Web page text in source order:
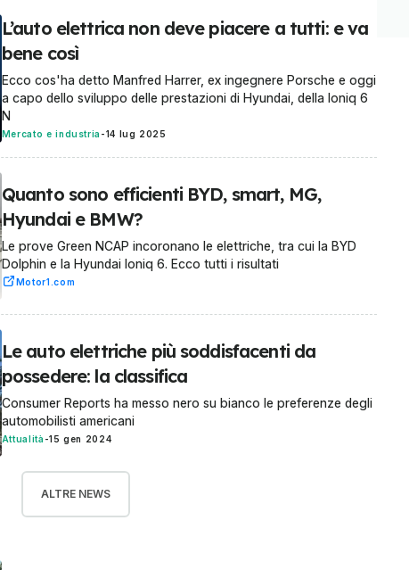
L’auto elettrica non deve piacere a tutti: e va
bene così
Ecco cos'ha detto Manfred Harrer, ex ingegnere Porsche e oggi
a capo dello sviluppo delle prestazioni di Hyundai, della Ioniq 6
N
Mercato e industria -14 lug 2025
Quanto sono efficienti BYD, smart, MG,
Hyundai e BMW?
Le prove Green NCAP incoronano le elettriche, tra cui la BYD
Dolphin e la Hyundai Ioniq 6. Ecco tutti i risultati
Motor1.com
Le auto elettriche più soddisfacenti da
possedere: la classifica
Consumer Reports ha messo nero su bianco le preferenze degli
automobilisti americani
Attualità -15 gen 2024
ALTRE NEWS